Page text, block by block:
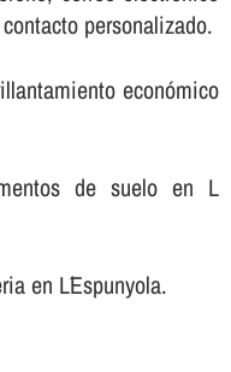
personalizado.
económico
de suelo en L
en L´Espunyola.